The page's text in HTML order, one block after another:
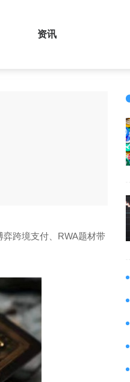
资讯
跨境支付、RWA题材带